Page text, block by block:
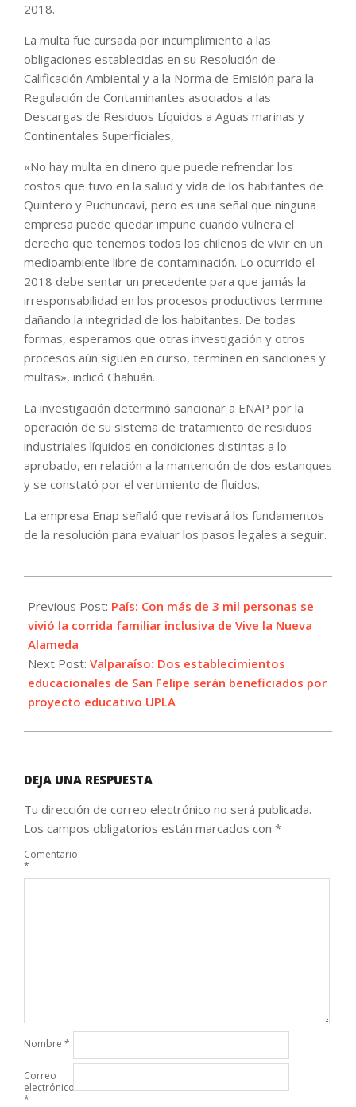
2018.
La multa fue cursada por incumplimiento a las
obligaciones establecidas en su Resolución de
Calificación Ambiental y a la Norma de Emisión para la
Regulación de Contaminantes asociados a las
Descargas de Residuos Líquidos a Aguas marinas y
Continentales Superficiales,
«No hay multa en dinero que puede refrendar los
costos que tuvo en la salud y vida de los habitantes de
Quintero y Puchuncaví, pero es una señal que ninguna
empresa puede quedar impune cuando vulnera el
derecho que tenemos todos los chilenos de vivir en un
medioambiente libre de contaminación. Lo ocurrido el
2018 debe sentar un precedente para que jamás la
irresponsabilidad en los procesos productivos termine
dañando la integridad de los habitantes. De todas
formas, esperamos que otras investigación y otros
procesos aún siguen en curso, terminen en sanciones y
multas», indicó Chahuán.
La investigación determinó sancionar a ENAP por la
operación de su sistema de tratamiento de residuos
industriales líquidos en condiciones distintas a lo
aprobado, en relación a la mantención de dos estanques
y se constató por el vertimiento de fluidos.
La empresa Enap señaló que revisará los fundamentos
de la resolución para evaluar los pasos legales a seguir.
11-
27
Previous Post: País: Con más de 3 mil personas se
vivió la corrida familiar inclusiva de Vive la Nueva
Alameda
Next Post: Valparaíso: Dos establecimientos
educacionales de San Felipe serán beneficiados por
proyecto educativo UPLA
DEJA UNA RESPUESTA
Tu dirección de correo electrónico no será publicada.
Los campos obligatorios están marcados con *
Comentario
*
Nombre *
Correo
electrónico
*